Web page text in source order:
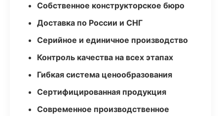
Собственное конструкторское бюро
Доставка по России и СНГ
Серийное и единичное производство
Контроль качества на всех этапах
Гибкая система ценообразования
Сертифицированная продукция
Современное производственное